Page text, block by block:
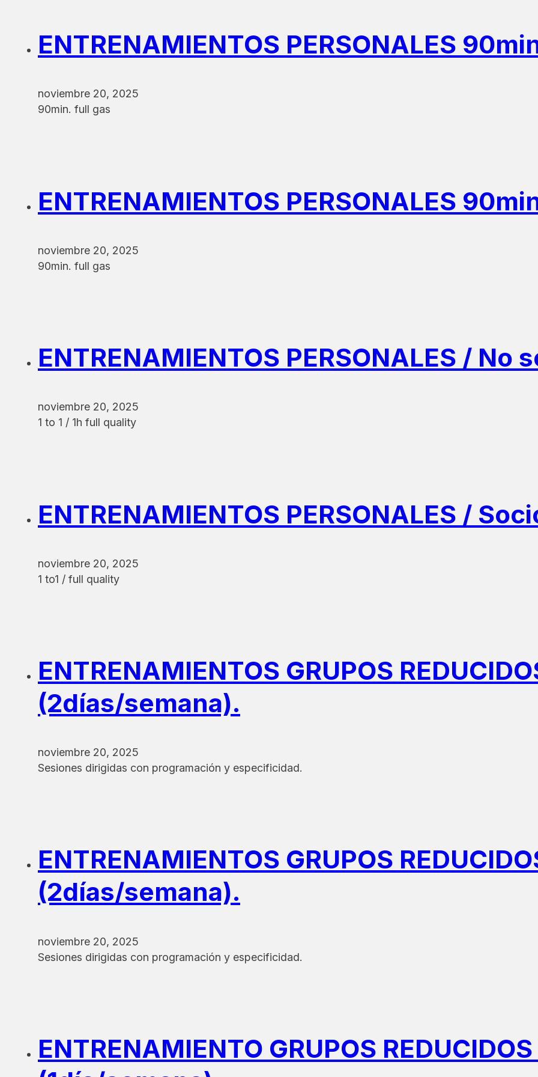
ENTRENAMIENTOS PERSONALES
noviembre 20, 2025
90min. full gas
ENTRENAMIENTOS PERSONALES
noviembre 20, 2025
90min. full gas
ENTRENAMIENTOS PERSONALES / No
noviembre 20, 2025
1 to 1 / 1h full quality
ENTRENAMIENTOS PERSONALES /
noviembre 20, 2025
1 to1 / full quality
ENTRENAMIENTOS GRUPOS
(2días/semana).
noviembre 20, 2025
Sesiones dirigidas con programación y especificidad.
ENTRENAMIENTOS GRUPOS
(2días/semana).
noviembre 20, 2025
Sesiones dirigidas con programación y especificidad.
ENTRENAMIENTO GRUPOS